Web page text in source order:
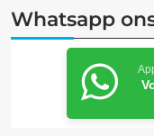
Whatsapp